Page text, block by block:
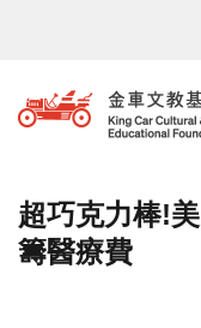
超巧克力棒!
籌醫療費